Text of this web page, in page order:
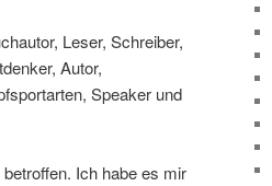
Leser, Schreiber,
Autor,
Speaker und
Ich habe es mir